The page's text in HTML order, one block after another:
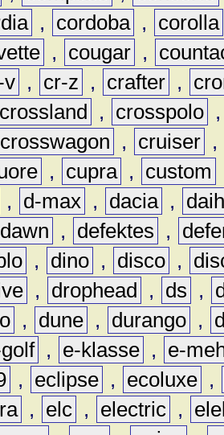
, cordoba ,
corolla
, cougar ,
v , cr-z , crafter ,
crossland , crosspolo
crosswagon , cruiser ,
, cupra , custom
, d-max , dacia ,
dawn , defektes ,
, dino , disco ,
, drophead , ds ,
, dune , durango ,
, e-klasse ,
e-
, eclipse , ecoluxe ,
, elc , electric ,